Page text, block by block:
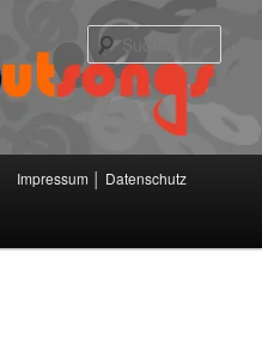
Impressum │ Datenschutz